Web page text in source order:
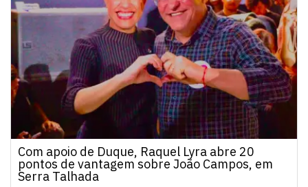
Com apoio de Duque, Raquel Lyra abre 20
pontos de vantagem sobre João Campos, em
Serra Talhada